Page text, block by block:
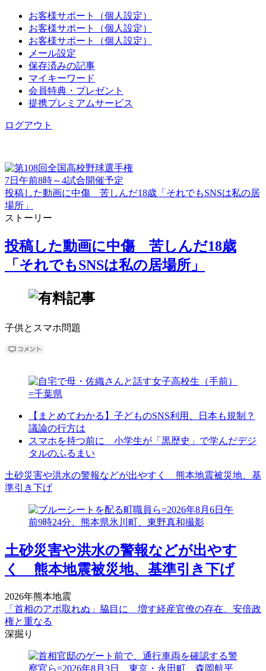
お客様サポート（個人設定）
お客様サポート（個人設定）
お客様サポート（個人設定）
メール設定
保存済みの記事
マイキーワード
会員特典・プレゼント
提携プレミアムサービス
ログアウト
7日午前8時～4試合開催予定
投稿した動画に中傷 苦しんだ18歳「それでもSNSは私の居
場所」
ストーリー
投稿した動画に中傷 苦しんだ18歳
「それでもSNSは私の居場所」
子供とスマホ問題
【まとめてわかる】子どものSNS利用、日本も規制？
議論の行方は
スマホを持つ前に 小学生が「黒歴史」で学んだデジ
タルのふるまい
土砂災害や洪水の警報などが出やすく 熊本地震被災地、基
準引き下げ
土砂災害や洪水の警報などが出やす
く 熊本地震被災地、基準引き下げ
2026年熊本地震
「首相のアポ取れぬ」脇目に 増す経産官僚の存在、安倍政
権と重なる
深掘り